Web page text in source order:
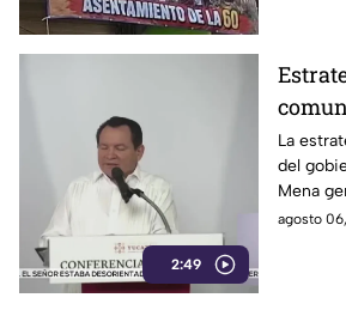
2:49
La
del
Mena
agosto